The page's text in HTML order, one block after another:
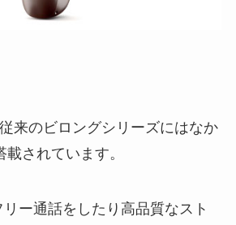
来のビロングシリーズにはなか
されています。
ー通話をしたり高品質なスト